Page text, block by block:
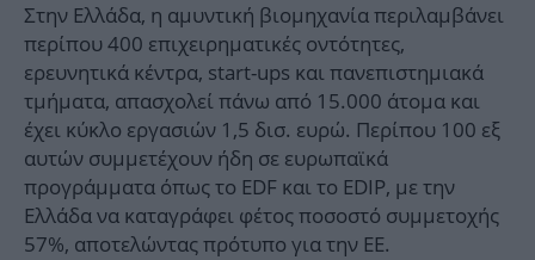
Στην Ελλάδα, η αμυντική βιομηχανία περιλαμβάνει
περίπου 400 επιχειρηματικές οντότητες,
ερευνητικά κέντρα, start-ups και πανεπιστημιακά
τμήματα, απασχολεί πάνω από 15.000 άτομα και
έχει κύκλο εργασιών 1,5 δισ. ευρώ. Περίπου 100 εξ
αυτών συμμετέχουν ήδη σε ευρωπαϊκά
προγράμματα όπως το EDF και το EDIP, με την
Ελλάδα να καταγράφει φέτος ποσοστό συμμετοχής
57%, αποτελώντας πρότυπο για την ΕΕ.